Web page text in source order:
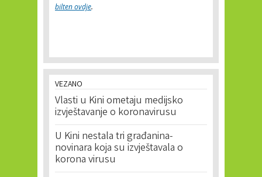
bilten ovdje.
VEZANO
Vlasti u Kini ometaju medijsko
izvještavanje o koronavirusu
U Kini nestala tri građanina-
novinara koja su izvještavala o
korona virusu